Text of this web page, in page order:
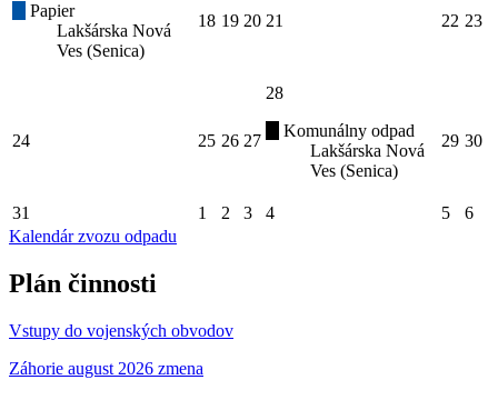
Papier
Lakšárska Nová
Ves (Senica)
18 19 20 21 22 23
24 25 26 27
28
Komunálny odpad
Lakšárska Nová
Ves (Senica)
29 30
31 1 2 3 4 5
6
Kalendár zvozu odpadu
Plán činnosti
Vstupy do vojenských obvodov
Záhorie august 2026 zmena